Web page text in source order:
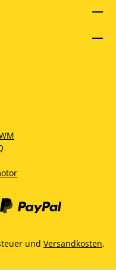
und Versandkosten.